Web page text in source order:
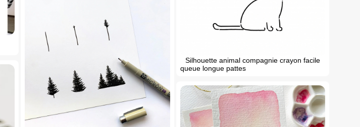
Silhouette animal compagnie crayon facile
queue longue pattes